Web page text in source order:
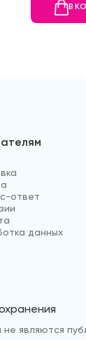
В
ответ
данных
являются